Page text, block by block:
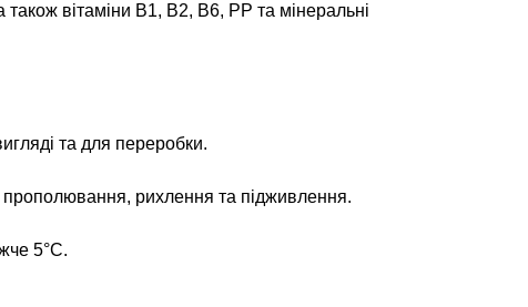
вітаміни B1, B2, B6, PP та мінеральні
та для переробки.
рихлення та підживлення.
5°С.